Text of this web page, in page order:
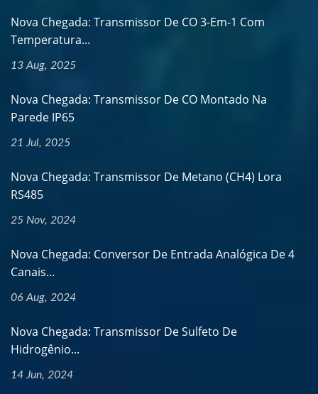
Nova Chegada: Transmissor De CO 3-Em-1 Com
Temperatura...
13 Aug, 2025
Nova Chegada: Transmissor De CO Montado Na
Parede IP65
21 Jul, 2025
Nova Chegada: Transmissor De Metano (CH4) Lora
RS485
25 Nov, 2024
Nova Chegada: Conversor De Entrada Analógica De 4
Canais...
06 Aug, 2024
Nova Chegada: Transmissor De Sulfeto De
Hidrogênio...
14 Jun, 2024